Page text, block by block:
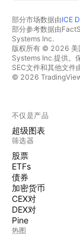
部分市场数据由ICE
部分参考数据由
Systems Inc.
版权所有 © 2026 美
Systems Inc.提供。
SEC文件和其他文件
© 2026
不仅是产品
超级图表
筛选器
股票
ETFs
债券
加密货币
CEX对
DEX对
Pine
热图